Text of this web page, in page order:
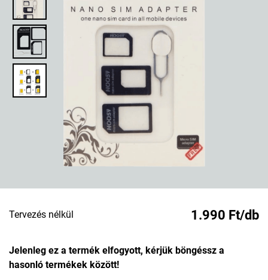
Tervezés nélkül 1.990 Ft/db
Jelenleg ez a termék elfogyott, kérjük böngéssz a
hasonló termékek között!